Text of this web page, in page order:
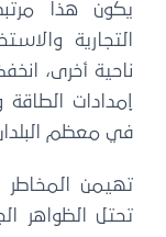
يكون هذا
التجارية
إمدادات
في معظم
تهيمن المخاطر
تحتل الظواهر